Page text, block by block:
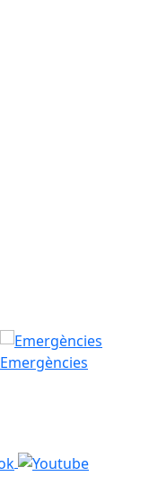
Emergències